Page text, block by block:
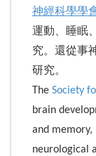
神經科學學
運動、睡眠
究。還從事
研究。
The Society
brain
and memory,
neurological